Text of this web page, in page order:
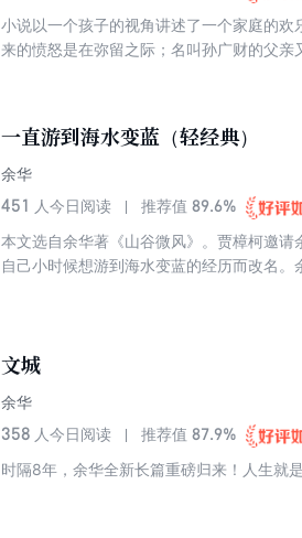
小说以一个孩子的视角讲述了一个家庭的
来的愤怒是在弥留之际；名叫孙广财的父
这三个时间维度里自由穿行，将忆记的碎
长史，也是一代人的集体记忆。
一直游到海水变蓝（轻经典）
余华
451 人今日阅读 推荐值 89.6%
本文选自余华著《山谷微风》。贾樟柯邀请
自己小时候想游到海水变蓝的经历而改名
文城
余华
358 人今日阅读 推荐值 87.9%
时隔8年，余华全新长篇重磅归来！人生就